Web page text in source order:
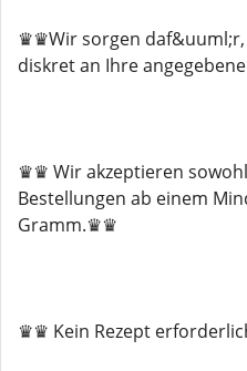
♛♛Wir sorgen daf&uuml;r,
diskret an Ihre
♛♛ Wir akzeptieren
Bestellungen ab einem
Gramm.♛♛
♛♛ Kein Rezept